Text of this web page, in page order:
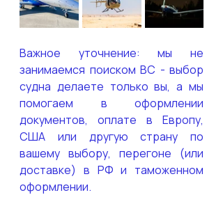
Важное уточнение: мы не
занимаемся поиском ВС - выбор
судна делаете только вы, а мы
помогаем в оформлении
документов, оплате в Европу,
США или другую страну по
вашему выбору, перегоне (или
доставке) в РФ и таможенном
оформлении.